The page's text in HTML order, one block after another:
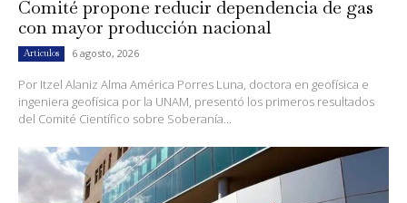
Comité propone reducir dependencia de gas
con mayor producción nacional
Artículos 6 agosto, 2026
Por Itzel Alaniz Alma América Porres Luna, doctora en geofísica e
ingeniera geofísica por la UNAM, presentó los primeros resultados
del Comité Científico sobre Soberanía...